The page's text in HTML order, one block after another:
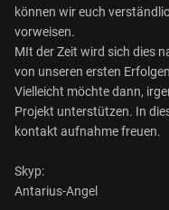
können wir euch
vorweisen.
MIt der Zeit wird sich dies
von unseren ersten
Vielleicht möchte dann,
Projekt unterstützen. In
kontakt aufnahme freuen.
Skyp:
Antarius-Angel